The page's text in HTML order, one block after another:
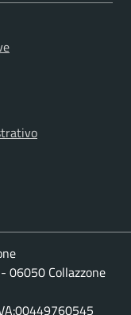
06050 Collazzone